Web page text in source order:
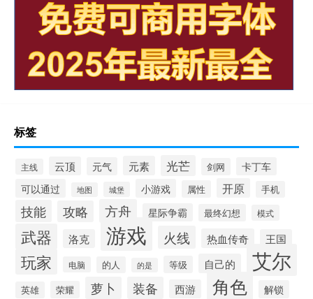
标签
主线 云顶 元气 元素 光芒 剑网 卡丁车
可以通过 地图 城堡 小游戏 属性 开原 手机
技能 攻略 方舟 星际争霸 最终幻想 模式
武器 洛克 游戏 火线 热血传奇 王国
玩家 电脑 的人 的是 等级 自己的 艾尔
英雄 荣耀 萝卜 装备 西游 角色 解锁